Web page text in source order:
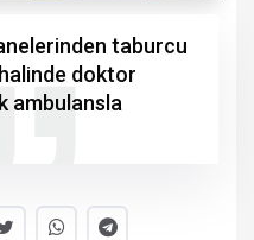
taburcu
doktor
ambulansla